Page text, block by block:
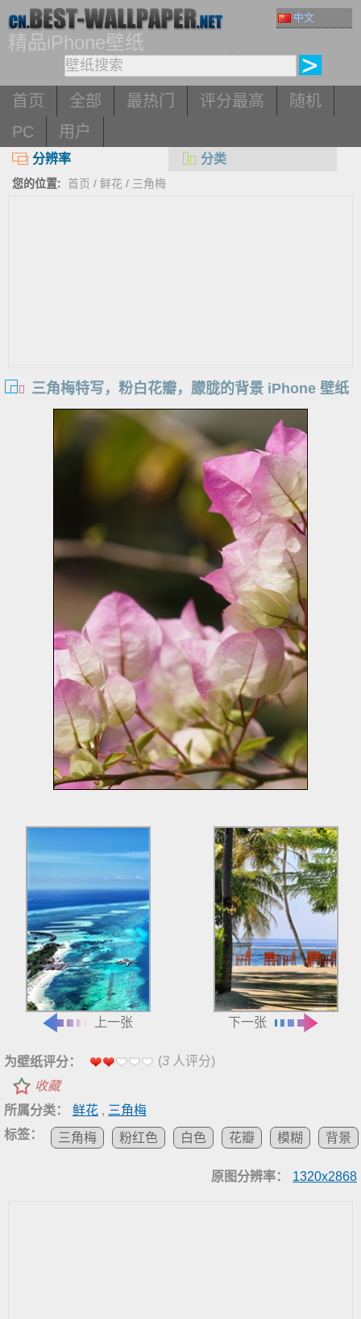
中文
精品iPhone壁纸
首页 全部 最热门 评分最高
随机
PC
用户
分辨率 分类
您的位置: 首页 / 鲜花 / 三角梅
三角梅特写，粉白花瓣，朦胧的背景 iPhone 壁纸
上一张 下一张
为壁纸评分： (3 人评分)
收藏
所属分类：
鲜花 , 三角梅
标签：
三角梅 粉红色 白色 花瓣 模糊 背景
原图分辨率： 1320x2868